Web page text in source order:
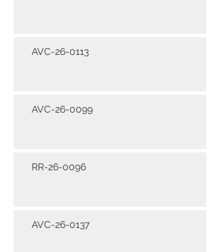
AVC-26-0113
AVC-26-0099
RR-26-0096
AVC-26-0137